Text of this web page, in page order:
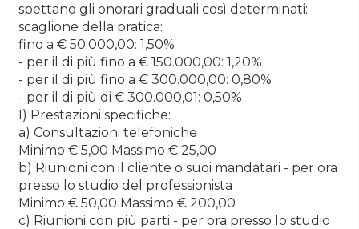
spettano gli onorari graduali così determinati:
scaglione della pratica:
fino a € 50.000,00: 1,50%
- per il di più fino a € 150.000,00: 1,20%
- per il di più fino a € 300.000,00: 0,80%
- per il di più di € 300.000,01: 0,50%
I) Prestazioni specifiche:
a) Consultazioni telefoniche
Minimo € 5,00 Massimo € 25,00
b) Riunioni con il cliente o suoi mandatari - per ora
presso lo studio del professionista
Minimo € 50,00 Massimo € 200,00
c) Riunioni con più parti - per ora presso lo studio